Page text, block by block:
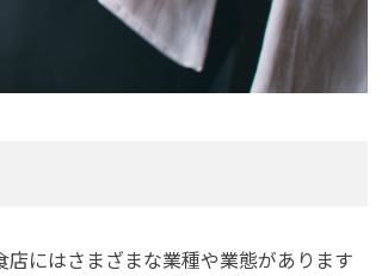
にはさまざまな業種や業態があります